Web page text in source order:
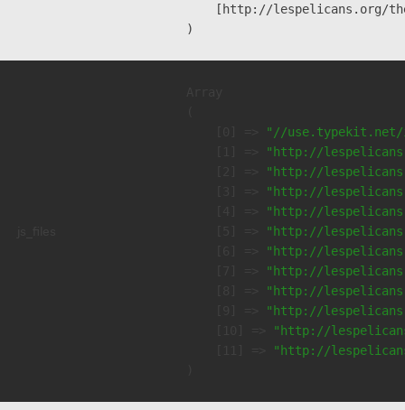
[http://lespelicans.org/
"//
"http://
"http://
"http://
"http://
"http://
"http://
"http://
"http://
"http://
"http://
"http://